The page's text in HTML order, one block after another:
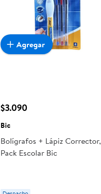
$3.090
Bic
Bolígrafos + Lápiz Corrector,
Pack Escolar Bic
Agregar